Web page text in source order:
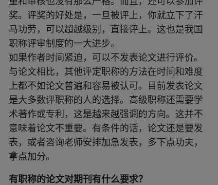
奖。评奖的好处是，一旦被评上，你就立下了汗
马功劳，可以超越级别，直接评上。这也是我国
职称评审制度的一大进步。
如果作者时间紧迫，可以不发表论文进行评价。
与论文相比，其他评定职称的方法在时间和难度
上都不如论文普遍和容易被认可。目前发表论文
是大多数评职称的人的选择。高级职称还需要学
术著作或专利，这是越来越强调的方向。这并不
意味着论文不重要。有条件的话，论文还是要发
表，或者咨询老师安排加急发表，多下点功夫，
拿点加分。
有职称的论文对期刊有什么要求？